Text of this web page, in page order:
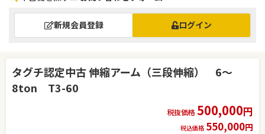
新規会員登録 ログイン
タグチ認定中古 伸縮アーム（三段伸縮） 6～
8ton T3-60
税抜価格500,000円
税込価格 550,000円